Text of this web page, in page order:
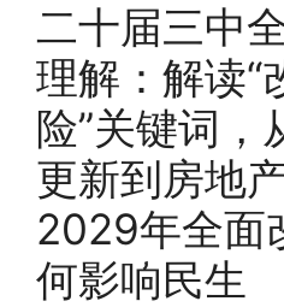
二十届三中
理解：解读“
险”关键词，
更新到房地
2029年全面
何影响民生